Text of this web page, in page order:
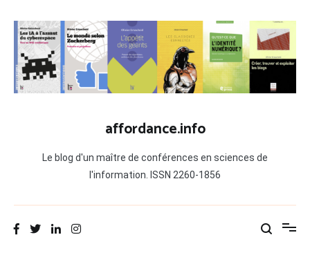
contenu
affordance.info
Le blog d'un maître de conférences en sciences de
l'information. ISSN 2260-1856